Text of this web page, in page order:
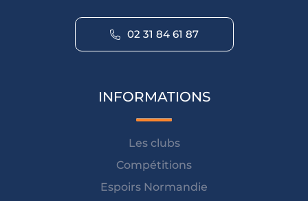
02 31 84 61 87
INFORMATIONS
Les clubs
Compétitions
Espoirs Normandie